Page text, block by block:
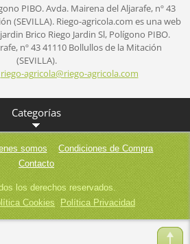
PIBO.Avda. Mairena del Aljarafe, nº 43
(SEVILLA). Riego-agricola.com es una web
Brico Riego Jardin Sl,Polígono PIBO.
nº 4341110 Bollullos de la Mitación
(SEVILLA).
riego-agricola@riego-agricola.com
Categorías
somos
Condiciones de Compra
Contacto
los derechos reservados.
Cookies Política Privacidad